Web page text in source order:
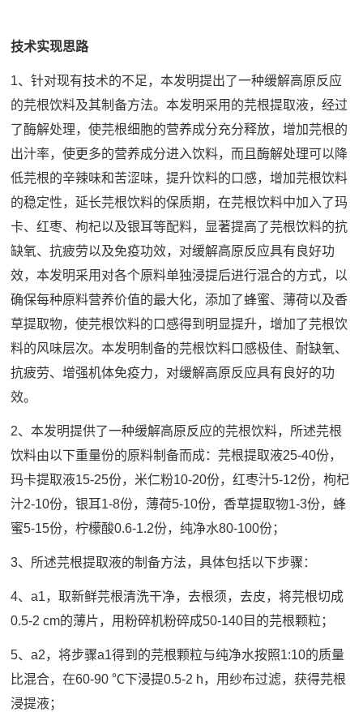
技术实现思路
1、针对现有技术的不足，本发明提出了一种缓解高原反应
的芫根饮料及其制备方法。本发明采用的芫根提取液，经过
了酶解处理，使芫根细胞的营养成分充分释放，增加芫根的
出汁率，使更多的营养成分进入饮料，而且酶解处理可以降
低芫根的辛辣味和苦涩味，提升饮料的口感，增加芫根饮料
的稳定性，延长芫根饮料的保质期，在芫根饮料中加入了玛
卡、红枣、枸杞以及银耳等配料，显著提高了芫根饮料的抗
缺氧、抗疲劳以及免疫功效，对缓解高原反应具有良好功
效，本发明采用对各个原料单独浸提后进行混合的方式，以
确保每种原料营养价值的最大化，添加了蜂蜜、薄荷以及香
草提取物，使芫根饮料的口感得到明显提升，增加了芫根饮
料的风味层次。本发明制备的芫根饮料口感极佳、耐缺氧、
抗疲劳、增强机体免疫力，对缓解高原反应具有良好的功
效。
2、本发明提供了一种缓解高原反应的芫根饮料，所述芫根
饮料由以下重量份的原料制备而成：芫根提取液25-40份，
玛卡提取液15-25份，米仁粉10-20份，红枣汁5-12份，枸杞
汁2-10份，银耳1-8份，薄荷5-10份，香草提取物1-3份，蜂
蜜5-15份，柠檬酸0.6-1.2份，纯净水80-100份；
3、所述芫根提取液的制备方法，具体包括以下步骤：
4、a1，取新鲜芫根清洗干净，去根须，去皮，将芫根切成
0.5-2 cm的薄片，用粉碎机粉碎成50-140目的芫根颗粒；
5、a2，将步骤a1得到的芫根颗粒与纯净水按照1:10的质量
比混合，在60-90 ℃下浸提0.5-2 h，用纱布过滤，获得芫根
浸提液；